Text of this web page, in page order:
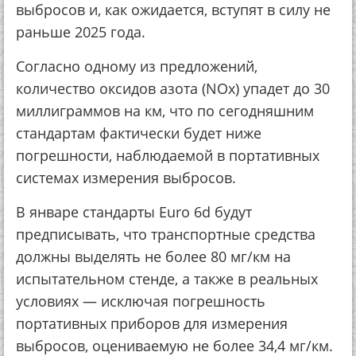
выбросов и, как ожидается, вступят в силу не
раньше 2025 года.
Согласно одному из предложений,
количество оксидов азота (NOx) упадет до 30
миллиграммов на км, что по сегодняшним
стандартам фактически будет ниже
погрешности, наблюдаемой в портативных
системах измерения выбросов.
В январе стандарты Euro 6d будут
предписывать, что транспортные средства
должны выделять не более 80 мг/км на
испытательном стенде, а также в реальных
условиях — исключая погрешность
портативных приборов для измерения
выбросов, оцениваемую не более 34,4 мг/км.